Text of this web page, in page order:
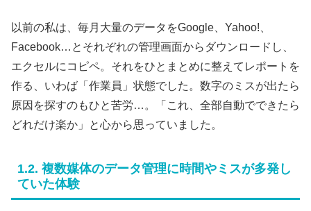
以前の私は、毎月大量のデータをGoogle、Yahoo!、
Facebook…とそれぞれの管理画面からダウンロードし、
エクセルにコピペ。それをひとまとめに整えてレポートを
作る、いわば「作業員」状態でした。数字のミスが出たら
原因を探すのもひと苦労…。「これ、全部自動でできたら
どれだけ楽か」と心から思っていました。
1.2. 複数媒体のデータ管理に時間やミスが多発し
ていた体験